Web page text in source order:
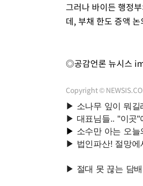
그러나 바이든 행정
데, 부채 한도 증액
◎공감언론 뉴시스
Copyright ©